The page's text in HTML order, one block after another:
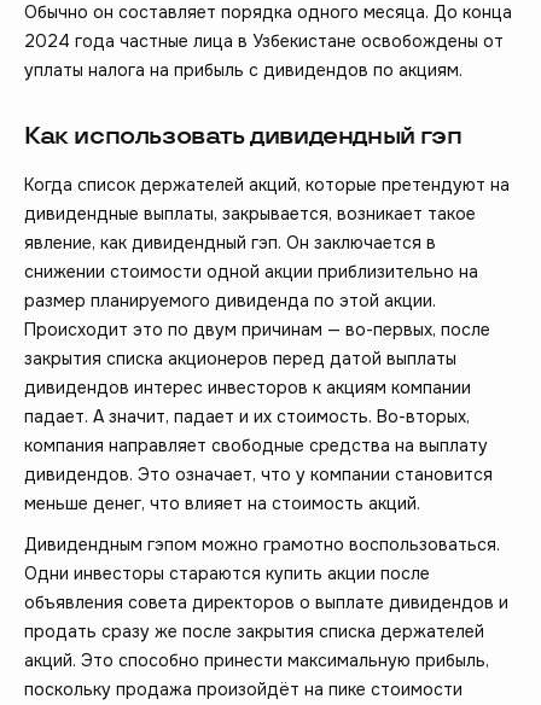
Обычно он составляет порядка одного месяца. До конца
2024 года частные лица в Узбекистане освобождены от
уплаты налога на прибыль с дивидендов по акциям.
Как использовать дивидендный гэп
Когда список держателей акций, которые претендуют на
дивидендные выплаты, закрывается, возникает такое
явление, как дивидендный гэп. Он заключается в
снижении стоимости одной акции приблизительно на
размер планируемого дивиденда по этой акции.
Происходит это по двум причинам — во-первых, после
закрытия списка акционеров перед датой выплаты
дивидендов интерес инвесторов к акциям компании
падает. А значит, падает и их стоимость. Во-вторых,
компания направляет свободные средства на выплату
дивидендов. Это означает, что у компании становится
меньше денег, что влияет на стоимость акций.
Дивидендным гэпом можно грамотно воспользоваться.
Одни инвесторы стараются купить акции после
объявления совета директоров о выплате дивидендов и
продать сразу же после закрытия списка держателей
акций. Это способно принести максимальную прибыль,
поскольку продажа произойдёт на пике стоимости